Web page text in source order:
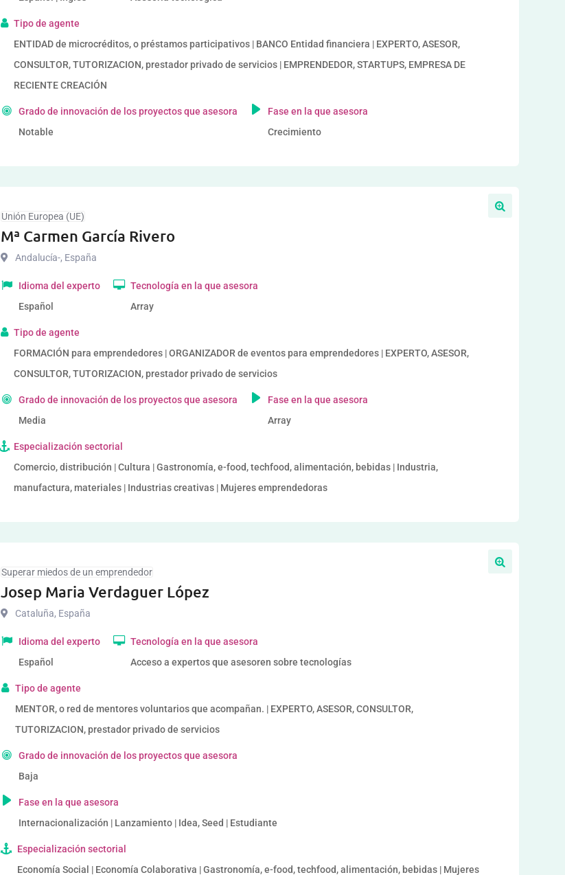
Tipo de agente
ENTIDAD de microcréditos, o préstamos participativos | BANCO Entidad financiera | EXPERTO, ASESOR,
CONSULTOR, TUTORIZACION, prestador privado de servicios | EMPRENDEDOR, STARTUPS, EMPRESA DE
RECIENTE CREACIÓN
Grado de innovación de los proyectos que asesora
Notable
Fase en la que asesora
Crecimiento
Unión Europea (UE)
Mª Carmen García Rivero
Andalucía-, España
Idioma del experto
Español
Tecnología en la que asesora
Array
Tipo de agente
FORMACIÓN para emprendedores | ORGANIZADOR de eventos para emprendedores | EXPERTO, ASESOR,
CONSULTOR, TUTORIZACION, prestador privado de servicios
Grado de innovación de los proyectos que asesora
Media
Fase en la que asesora
Array
Especialización sectorial
Comercio, distribución | Cultura | Gastronomía, e-food, techfood, alimentación, bebidas | Industria,
manufactura, materiales | Industrias creativas | Mujeres emprendedoras
Superar miedos de un emprendedor
Josep Maria Verdaguer López
Cataluña, España
Idioma del experto
Español
Tecnología en la que asesora
Acceso a expertos que asesoren sobre tecnologías
Tipo de agente
MENTOR, o red de mentores voluntarios que acompañan. | EXPERTO, ASESOR, CONSULTOR,
TUTORIZACION, prestador privado de servicios
Grado de innovación de los proyectos que asesora
Baja
Fase en la que asesora
Internacionalización | Lanzamiento | Idea, Seed | Estudiante
Especialización sectorial
Economía Social | Economía Colaborativa | Gastronomía, e-food, techfood, alimentación, bebidas | Mujeres